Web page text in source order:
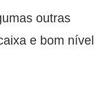
outras
e bom nível